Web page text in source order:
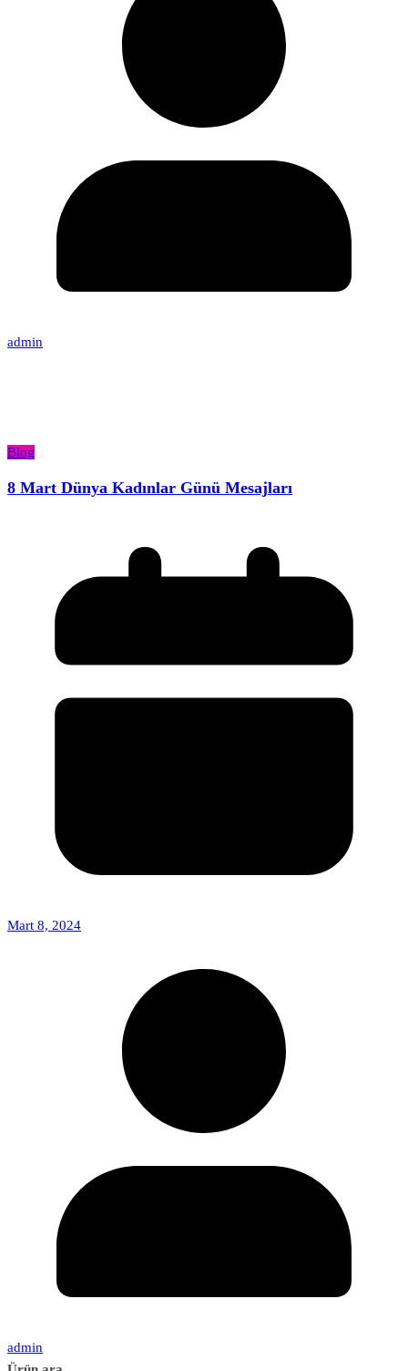
admin
Blog
8 Mart Dünya Kadınlar Günü Mesajları
Mart 8, 2024
admin